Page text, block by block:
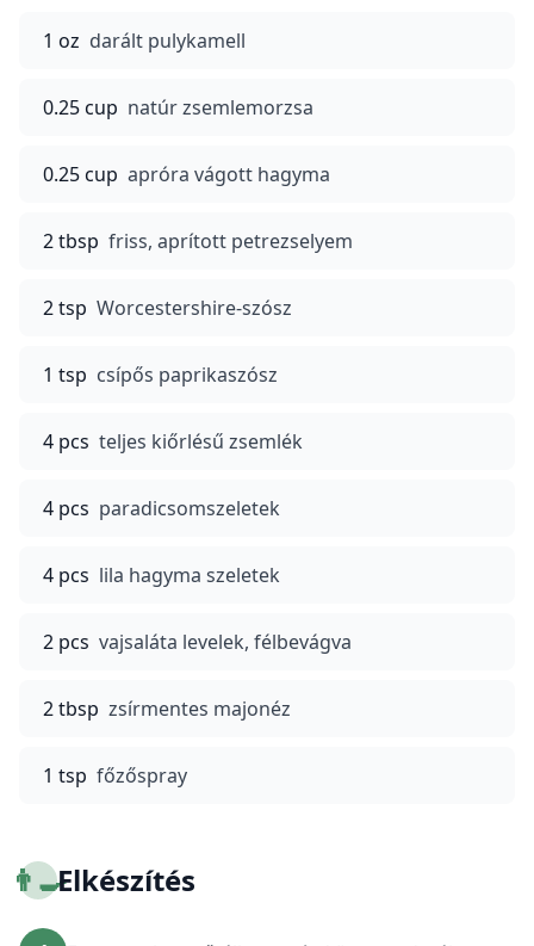
1 oz darált pulykamell
0.25 cup natúr zsemlemorzsa
0.25 cup apróra vágott hagyma
2 tbsp friss, aprított petrezselyem
2 tsp Worcestershire-szósz
1 tsp csípős paprikaszósz
4 pcs teljes kiőrlésű zsemlék
4 pcs paradicsomszeletek
4 pcs lila hagyma szeletek
2 pcs vajsaláta levelek, félbevágva
2 tbsp zsírmentes majonéz
1 tsp főzőspray
👨‍🍳Elkészítés